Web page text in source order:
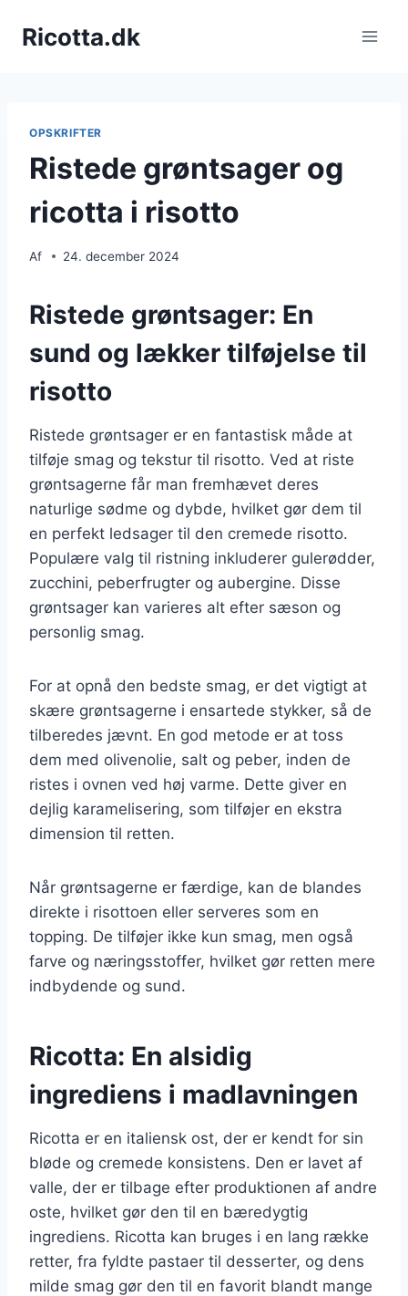
Ricotta.dk
OPSKRIFTER
Ristede grøntsager og
ricotta i risotto
Af 24. december 2024
Ristede grøntsager: En
sund og lækker tilføjelse til
risotto
Ristede grøntsager er en fantastisk måde at
tilføje smag og tekstur til risotto. Ved at riste
grøntsagerne får man fremhævet deres
naturlige sødme og dybde, hvilket gør dem til
en perfekt ledsager til den cremede risotto.
Populære valg til ristning inkluderer gulerødder,
zucchini, peberfrugter og aubergine. Disse
grøntsager kan varieres alt efter sæson og
personlig smag.
For at opnå den bedste smag, er det vigtigt at
skære grøntsagerne i ensartede stykker, så de
tilberedes jævnt. En god metode er at toss
dem med olivenolie, salt og peber, inden de
ristes i ovnen ved høj varme. Dette giver en
dejlig karamelisering, som tilføjer en ekstra
dimension til retten.
Når grøntsagerne er færdige, kan de blandes
direkte i risottoen eller serveres som en
topping. De tilføjer ikke kun smag, men også
farve og næringsstoffer, hvilket gør retten mere
indbydende og sund.
Ricotta: En alsidig
ingrediens i madlavningen
Ricotta er en italiensk ost, der er kendt for sin
bløde og cremede konsistens. Den er lavet af
valle, der er tilbage efter produktionen af andre
oste, hvilket gør den til en bæredygtig
ingrediens. Ricotta kan bruges i en lang række
retter, fra fyldte pastaer til desserter, og dens
milde smag gør den til en favorit blandt mange